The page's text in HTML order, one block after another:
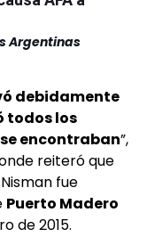
Argentinas
debidamente
todos los
encontraban”,
reiteró que
fue
Puerto Madero
de 2015.